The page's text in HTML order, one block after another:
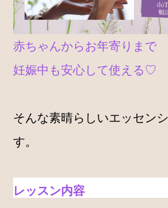
赤ちゃんからお年寄りまで
妊娠中も安心して使える♡
そんな素晴らしいエッセン
す。
レッスン内容